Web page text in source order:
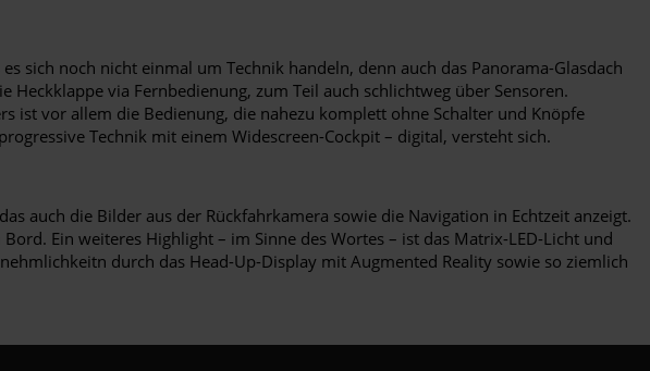
sich noch nicht einmal um Technik handeln, denn auch das Panorama-Glasdach
via Fernbedienung, zum Teil auch schlichtweg über Sensoren.
ist vor allem die Bedienung, die nahezu komplett ohne Schalter und Knöpfe
Technik mit einem Widescreen-Cockpit – digital, versteht sich.
auch die Bilder aus der Rückfahrkamera sowie die Navigation in Echtzeit anzeigt.
Ein weiteres Highlight – im Sinne des Wortes – ist das Matrix-LED-Licht und
durch das Head-Up-Display mit Augmented Reality sowie so ziemlich